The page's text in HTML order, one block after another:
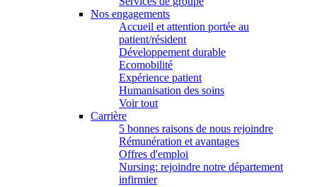
Nos engagements
Accueil et attention portée au
patient/résident
Développement durable
Ecomobilité
Expérience patient
Humanisation des soins
Voir tout
Carrière
5 bonnes raisons de nous rejoindre
Rémunération et avantages
Offres d'emploi
Nursing: rejoindre notre département
infirmier